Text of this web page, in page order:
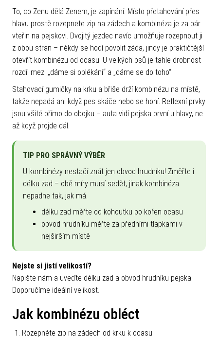
To, co Zenu dělá Zenem, je zapínání. Místo přetahování přes
hlavu prostě rozepnete zip na zádech a kombinéza je za pár
vteřin na pejskovi. Dvojitý jezdec navíc umožňuje rozepnout ji
z obou stran – někdy se hodí povolit záda, jindy je praktičtější
otevřít kombinézu od ocasu. U velkých psů je tahle drobnost
rozdíl mezi „dáme si oblékání“ a „dáme se do toho“.
Stahovací gumičky na krku a břiše drží kombinézu na místě,
takže nepadá ani když pes skáče nebo se honí. Reflexní prvky
jsou všité přímo do obojku – auta vidí pejska první u hlavy, ne
až když projde dál.
TIP PRO SPRÁVNÝ VÝBĚR
U kombinézy nestačí znát jen obvod hrudníku! Změřte i
délku zad – obě míry musí sedět, jinak kombinéza
nepadne tak, jak má.
délku zad měřte od kohoutku po kořen ocasu
obvod hrudníku měřte za předními tlapkami v
nejširším místě
Nejste si jistí velikostí?
Napište nám a uveďte délku zad a obvod hrudníku pejska.
Doporučíme ideální velikost.
Jak kombinézu obléct
Rozepněte zip na zádech od krku k ocasu